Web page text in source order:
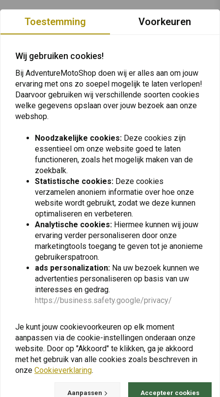
Vergelijkbare producten
DUNLOP
90/90 | 21 Trailmax
Mission
€137,90 €218,89
HEIDENAU
150/70 | B17 K60 Scout
View more
STARBRITE
Toestemming Voorkeuren
Wij gebruiken cookies!
Bij AdventureMotoShop doen wij er alles aan om jouw
ervaring met ons zo soepel mogelijk te laten verlopen!
Daarvoor gebruiken wij verschillende soorten cookies
welke gegevens opslaan over jouw bezoek aan onze
webshop.
Noodzakelijke cookies: Deze cookies zijn
essentieel om onze website goed te laten
functioneren, zoals het mogelijk maken van de
zoekbalk.
Statistische cookies: Deze cookies
verzamelen anoniem informatie over hoe onze
website wordt gebruikt, zodat we deze kunnen
optimaliseren en verbeteren.
Analytische cookies: Hiermee kunnen wij jouw
ervaring verder personaliseren door onze
marketingtools toegang te geven tot je anonieme
gebruikerspatroon.
ads personalization: Na uw bezoek kunnen we
advertenties personaliseren op basis van uw
interesses en gedrag.
https://business.safety.google/privacy/
Je kunt jouw cookievoorkeuren op elk moment
aanpassen via de cookie-instellingen onderaan onze
website. Door op "Akkoord" te klikken, ga je akkoord
met het gebruik van alle cookies zoals beschreven in
onze Cookieverklaring.
Aanpassen Accepteer cookies